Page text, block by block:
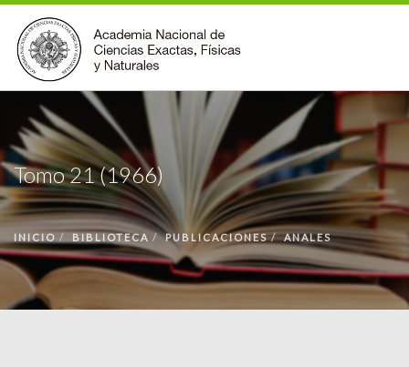
INSTITUCIONAL
ACCIONES
PREMIOS
BECAS
BIBLIOTECA
COMUNIDAD
VOLVER A LA PÁGINA INICIAL
Tomo 21 (1966)
INICIO BIBLIOTECA PUBLICACIONES ANALES